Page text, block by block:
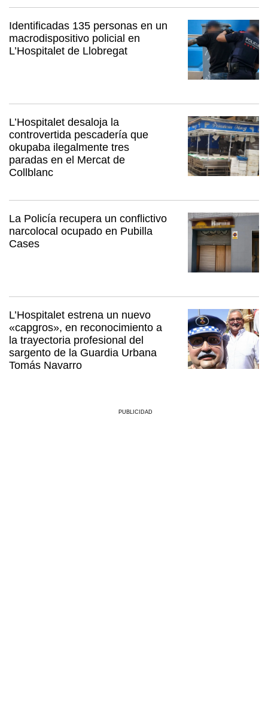
Identificadas 135 personas en un
macrodispositivo policial en
L’Hospitalet de Llobregat
L’Hospitalet desaloja la
controvertida pescadería que
okupaba ilegalmente tres
paradas en el Mercat de
Collblanc
La Policía recupera un conflictivo
narcolocal ocupado en Pubilla
Cases
L’Hospitalet estrena un nuevo
«capgros», en reconocimiento a
la trayectoria profesional del
sargento de la Guardia Urbana
Tomás Navarro
PUBLICIDAD